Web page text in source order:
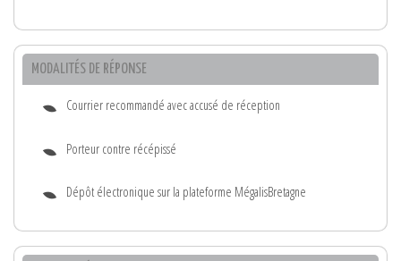
MODALITÉS DE RÉPONSE
Courrier recommandé avec accusé de réception
Porteur contre récépissé
Dépôt électronique sur la plateforme MégalisBretagne